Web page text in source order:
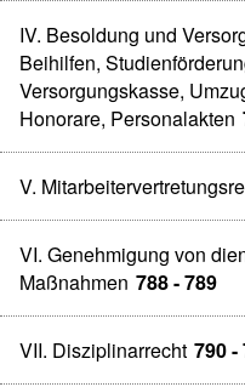
IV. Besoldung und
Beihilfen,
Versorgungskasse,
Honorare, Personalakten
V.
VI. Genehmigung von
Maßnahmen 788 - 789
VII. Disziplinarrecht 790 -